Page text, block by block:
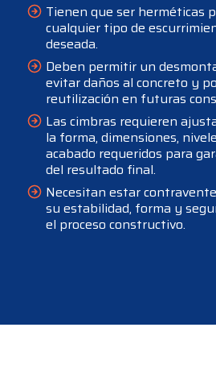
Tienen que ser herméticas
cualquier tipo de
deseada.
Deben permitir un
evitar daños al concreto y
reutilización en futuras
Las cimbras requieren
la forma, dimensiones,
acabado requeridos para
del resultado final.
Necesitan estar
su estabilidad, forma y
el proceso constructivo.